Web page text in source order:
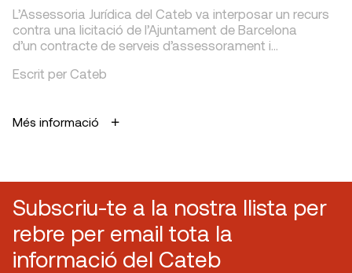
L’Assessoria Jurídica del Cateb va interposar un recurs
contra una licitació de l’Ajuntament de Barcelona
d’un contracte de serveis d’assessorament i…
Escrit per Cateb
Més informació
Subscriu-te a la nostra llista per
rebre per email tota la
informació del Cateb